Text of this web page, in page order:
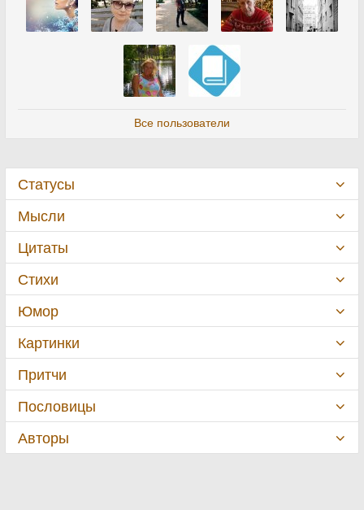
Все пользователи
Статусы
Мысли
Цитаты
Стихи
Юмор
Картинки
Притчи
Пословицы
Авторы